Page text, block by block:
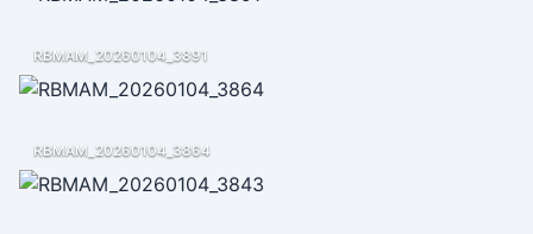
RBMAM_20260104_3891
RBMAM_20260104_3864